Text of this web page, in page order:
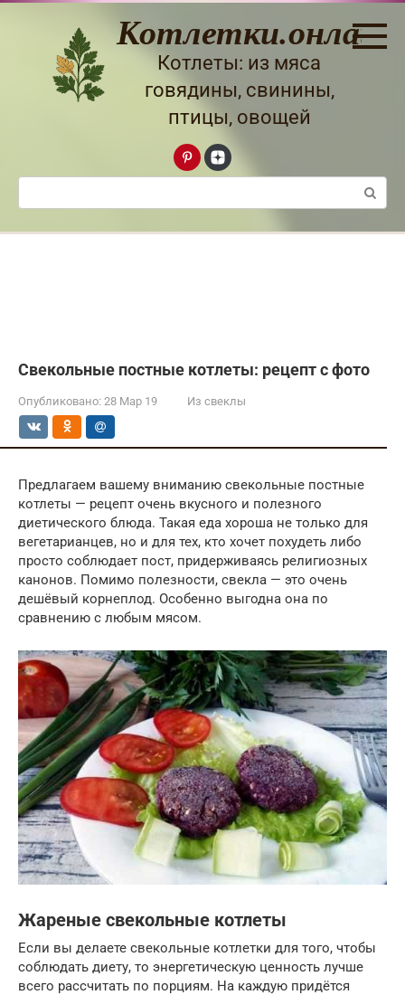
Перейти
Котлетки.онлайн
Котлеты: из мяса
говядины, свинины,
птицы, овощей
Поиск:
Свекольные постные котлеты: рецепт с фото
Опубликовано: 28 Мар 19 Из свеклы
Предлагаем вашему вниманию свекольные постные
котлеты — рецепт очень вкусного и полезного
диетического блюда. Такая еда хороша не только для
вегетарианцев, но и для тех, кто хочет похудеть либо
просто соблюдает пост, придерживаясь религиозных
канонов. Помимо полезности, свекла — это очень
дешёвый корнеплод. Особенно выгодна она по
сравнению с любым мясом.
Жареные свекольные котлеты
Если вы делаете свекольные котлетки для того, чтобы
соблюдать диету, то энергетическую ценность лучше
всего рассчитать по порциям. На каждую придётся